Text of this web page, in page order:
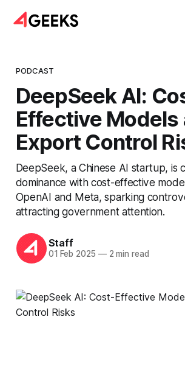
PODCAST
DeepSeek AI:
Effective Models
Export Control
DeepSeek, a Chinese AI startup, is
dominance with cost-effective
OpenAI and Meta, sparking
attracting government attention.
Staff
01 Feb 2025 —2 min read